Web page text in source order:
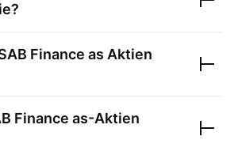
Finance as Aktien
Finance as-Aktien